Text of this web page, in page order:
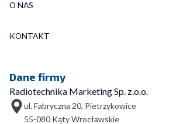
O NAS
KONTAKT
Dane firmy
Radiotechnika Marketing Sp. z.o.o.
ul. Fabryczna 20, Pietrzykowice
55-080 Kąty Wrocławskie